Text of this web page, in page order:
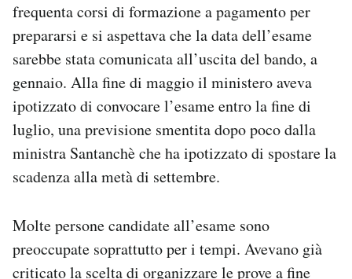
frequenta corsi di formazione a pagamento per
prepararsi e si aspettava che la data dell’esame
sarebbe stata comunicata all’uscita del bando, a
gennaio. Alla fine di maggio il ministero aveva
ipotizzato di convocare l’esame entro la fine di
luglio, una previsione smentita dopo poco dalla
ministra Santanchè che ha ipotizzato di spostare la
scadenza alla metà di settembre.
Molte persone candidate all’esame sono
preoccupate soprattutto per i tempi. Avevano già
criticato la scelta di organizzare le prove a fine